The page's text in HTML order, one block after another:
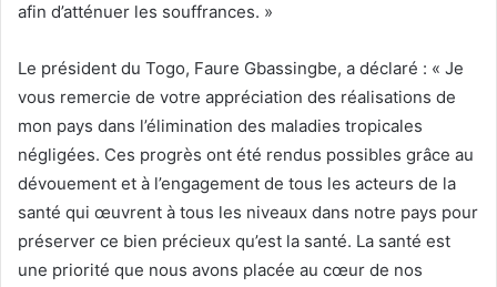
afin d’atténuer les souffrances. »
Le président du Togo, Faure Gbassingbe, a déclaré : « Je
vous remercie de votre appréciation des réalisations de
mon pays dans l’élimination des maladies tropicales
négligées. Ces progrès ont été rendus possibles grâce au
dévouement et à l’engagement de tous les acteurs de la
santé qui œuvrent à tous les niveaux dans notre pays pour
préserver ce bien précieux qu’est la santé. La santé est
une priorité que nous avons placée au cœur de nos